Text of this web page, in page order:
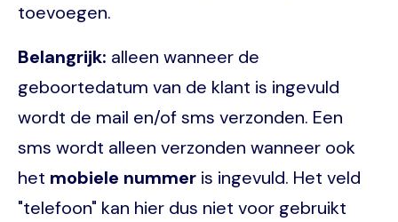
toevoegen.
Belangrijk: alleen wanneer de
geboortedatum van de klant is ingevuld
wordt de mail en/of sms verzonden. Een
sms wordt alleen verzonden wanneer ook
het mobiele nummer is ingevuld. Het veld
"telefoon" kan hier dus niet voor gebruikt